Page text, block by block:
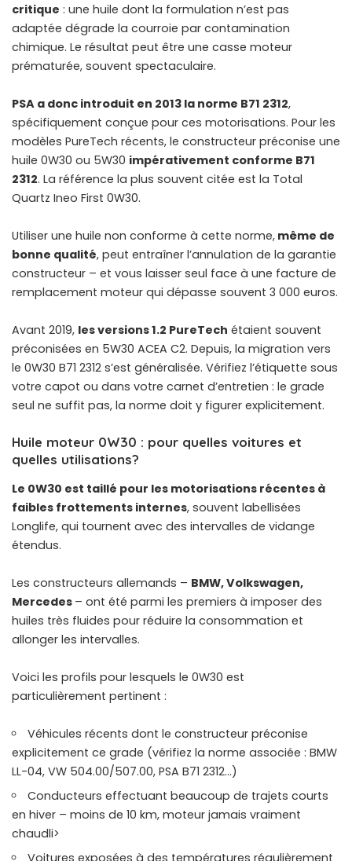
critique : une huile dont la formulation n’est pas
adaptée dégrade la courroie par contamination
chimique. Le résultat peut être une casse moteur
prématurée, souvent spectaculaire.
PSA a donc introduit en 2013 la norme B71 2312,
spécifiquement conçue pour ces motorisations. Pour les
modèles PureTech récents, le constructeur préconise une
huile 0W30 ou 5W30 impérativement conforme B71
2312. La référence la plus souvent citée est la Total
Quartz Ineo First 0W30.
Utiliser une huile non conforme à cette norme, même de
bonne qualité, peut entraîner l’annulation de la garantie
constructeur – et vous laisser seul face à une facture de
remplacement moteur qui dépasse souvent 3 000 euros.
Avant 2019, les versions 1.2 PureTech étaient souvent
préconisées en 5W30 ACEA C2. Depuis, la migration vers
le 0W30 B71 2312 s’est généralisée. Vérifiez l’étiquette sous
votre capot ou dans votre carnet d’entretien : le grade
seul ne suffit pas, la norme doit y figurer explicitement.
Huile moteur 0W30 : pour quelles voitures et
quelles utilisations?
Le 0W30 est taillé pour les motorisations récentes à
faibles frottements internes, souvent labellisées
Longlife, qui tournent avec des intervalles de vidange
étendus.
Les constructeurs allemands – BMW, Volkswagen,
Mercedes – ont été parmi les premiers à imposer des
huiles très fluides pour réduire la consommation et
allonger les intervalles.
Voici les profils pour lesquels le 0W30 est
particulièrement pertinent :
Véhicules récents dont le constructeur préconise
explicitement ce grade (vérifiez la norme associée : BMW
LL-04, VW 504.00/507.00, PSA B71 2312…)
Conducteurs effectuant beaucoup de trajets courts
en hiver – moins de 10 km, moteur jamais vraiment
chaudli>